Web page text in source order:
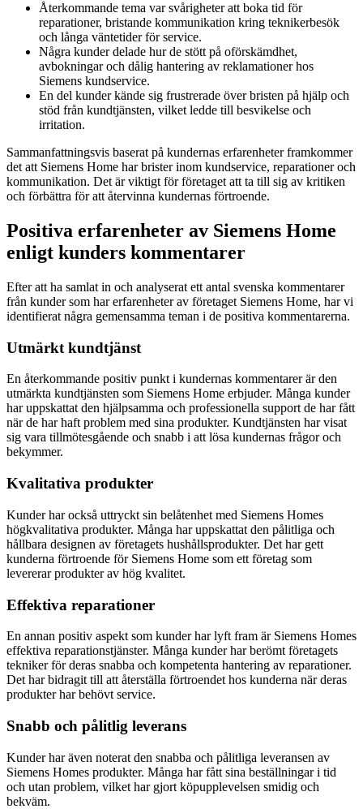
Återkommande tema var svårigheter att boka tid för
reparationer, bristande kommunikation kring teknikerbesök
och långa väntetider för service.
Några kunder delade hur de stött på oförskämdhet,
avbokningar och dålig hantering av reklamationer hos
Siemens kundservice.
En del kunder kände sig frustrerade över bristen på hjälp och
stöd från kundtjänsten, vilket ledde till besvikelse och
irritation.
Sammanfattningsvis baserat på kundernas erfarenheter framkommer
det att Siemens Home har brister inom kundservice, reparationer och
kommunikation. Det är viktigt för företaget att ta till sig av kritiken
och förbättra för att återvinna kundernas förtroende.
Positiva erfarenheter av Siemens Home
enligt kunders kommentarer
Efter att ha samlat in och analyserat ett antal svenska kommentarer
från kunder som har erfarenheter av företaget Siemens Home, har vi
identifierat några gemensamma teman i de positiva kommentarerna.
Utmärkt kundtjänst
En återkommande positiv punkt i kundernas kommentarer är den
utmärkta kundtjänsten som Siemens Home erbjuder. Många kunder
har uppskattat den hjälpsamma och professionella support de har fått
när de har haft problem med sina produkter. Kundtjänsten har visat
sig vara tillmötesgående och snabb i att lösa kundernas frågor och
bekymmer.
Kvalitativa produkter
Kunder har också uttryckt sin belåtenhet med Siemens Homes
högkvalitativa produkter. Många har uppskattat den pålitliga och
hållbara designen av företagets hushållsprodukter. Det har gett
kunderna förtroende för Siemens Home som ett företag som
levererar produkter av hög kvalitet.
Effektiva reparationer
En annan positiv aspekt som kunder har lyft fram är Siemens Homes
effektiva reparationstjänster. Många kunder har berömt företagets
tekniker för deras snabba och kompetenta hantering av reparationer.
Det har bidragit till att återställa förtroendet hos kunderna när deras
produkter har behövt service.
Snabb och pålitlig leverans
Kunder har även noterat den snabba och pålitliga leveransen av
Siemens Homes produkter. Många har fått sina beställningar i tid
och utan problem, vilket har gjort köpupplevelsen smidig och
bekväm.